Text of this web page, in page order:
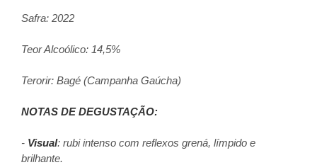
Safra: 2022
Teor Alcoólico: 14,5%
Terorir: Bagé (Campanha Gaúcha)
NOTAS DE DEGUSTAÇÃO:
- Visual: rubi intenso com reflexos grená, límpido e
brilhante.